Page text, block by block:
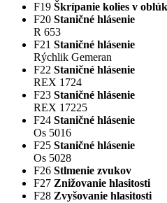
F19 Škrípanie kolies v
F20 Staničné hlásenie
R 653
F21 Staničné hlásenie
Rýchlik Gemeran
F22 Staničné hlásenie
REX 1724
F23 Staničné hlásenie
REX 17225
F24 Staničné hlásenie
Os 5016
F25 Staničné hlásenie
Os 5028
F26 Stlmenie zvukov
F27 Znižovanie hlasitosti
F28 Zvyšovanie hlasitosti